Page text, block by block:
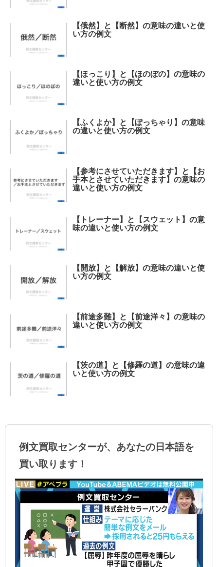
【俄然】と【断然】の意味の違いと使
い方の例文
【ほっこり】と【ほのぼの】の意味の
違いと使い方の例文
【ふくよか】と【ぽっちゃり】の意味
の違いと使い方の例文
【参考にさせていただきます】と【お
手本とさせていただきます】の意味の
違いと使い方の例文
【トレーナー】と【スウェット】の意
味の違いと使い方の例文
【開放】と【解放】の意味の違いと使
い方の例文
【前途多難】と【前途洋々】の意味の
違いと使い方の例文
【茨の道】と【修羅の道】の意味の違
いと使い方の例文
例文買取センターが、あなたの日本語を
買い取ります！